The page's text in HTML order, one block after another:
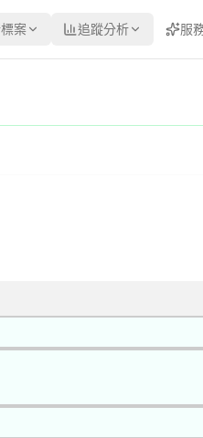
案 追蹤分析 服
11 | 選擇性招標(建立合格廠
商名單後續邀標) | 決標